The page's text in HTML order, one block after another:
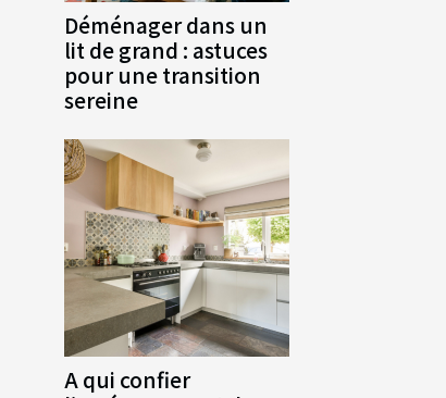
Déménager dans un
lit de grand : astuces
pour une transition
sereine
A qui confier